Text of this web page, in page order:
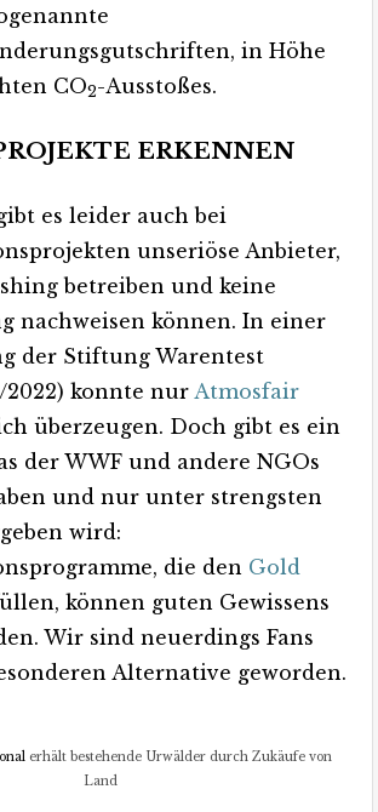
in Höhe
CO2-Ausstoßes.
ERKENNEN
es leider auch bei
unseriöse Anbieter,
betreiben und keine
nachweisen können. In einer
der Stiftung Warentest
2022) konnte nurAtmosfair
überzeugen. Doch gibt es ein
der WWF und andere NGOs
und nur unter strengsten
wird:
die den Gold
können guten Gewissens
Wir sind neuerdings Fans
Alternative geworden.
erhält bestehende Urwälder durch Zukäufe von
Land